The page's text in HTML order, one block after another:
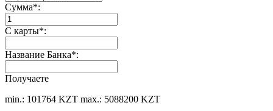
Сумма*:
С карты*:
Название Банка*:
Получаете
min.: 101764 KZT max.: 5088200 KZT